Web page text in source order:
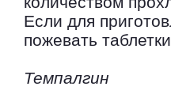
Если для
пожевать
Темпалгин